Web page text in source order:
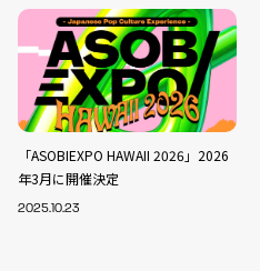
「ASOBIEXPO HAWAII 2026」2026
年3月に開催決定
2025.10.23